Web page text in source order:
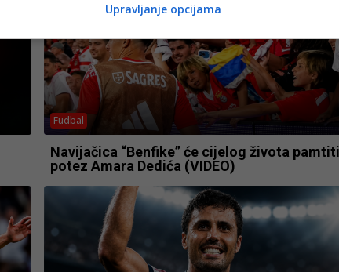
Fudbal
Navijačica “Benfike” će cijelog života pamtiti
potez Amara Dedića (VIDEO)
Upravljanje opcijama